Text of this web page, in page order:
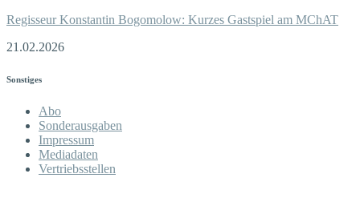
Regisseur Konstantin Bogomolow: Kurzes Gastspiel am MChAT
21.02.2026
Sonstiges
Abo
Sonderausgaben
Impressum
Mediadaten
Vertriebsstellen